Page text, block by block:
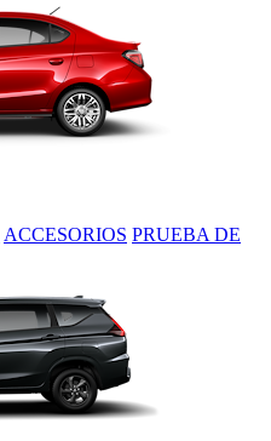
ACCESORIOS PRUEBA DE